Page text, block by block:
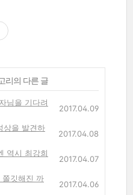
리의 다른 글
님을 기다려
2017.04.09
상을 발견하
2017.04.08
역시 최강희
2017.04.07
쫄깃해진 까
2017.04.06